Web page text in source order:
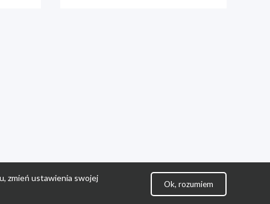
zmień ustawienia swojej
Ok, rozumiem